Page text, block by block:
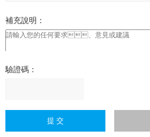
補充說明：
驗證碼：